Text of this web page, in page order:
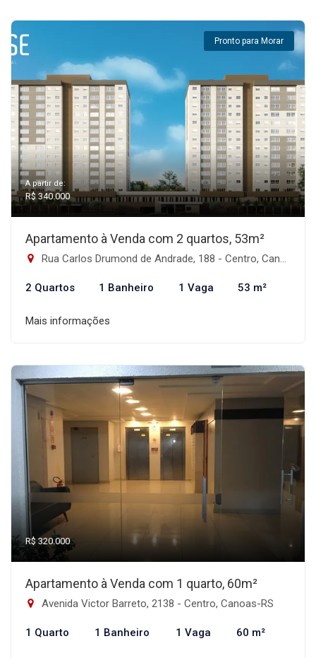
Pronto para Morar
A partir de:
R$ 340.000
Apartamento à Venda com 2 quartos, 53m²
Rua Carlos Drumond de Andrade, 188 - Centro, Canoas-RS
2 Quartos 1 Banheiro 1 Vaga 53 m²
Mais informações
R$ 320.000
Apartamento à Venda com 1 quarto, 60m²
Avenida Victor Barreto, 2138 - Centro, Canoas-RS
1 Quarto 1 Banheiro 1 Vaga 60 m²